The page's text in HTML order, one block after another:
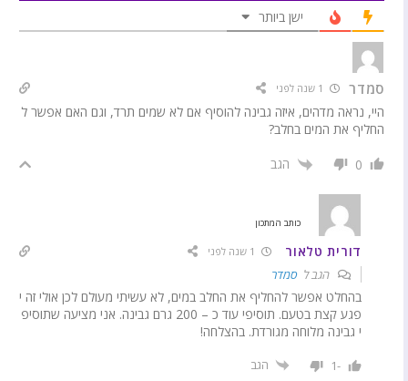
ישן ביותר
סמדר
היי, נראה מדהים, איזה גבינה להוסיף אם לא שמים תרד, וגם האם אפשר ל
החליף את המים בחלב?
0 הגב
כותב המתכון
דורית טלאור
הגב ל סמדר
בהחלט אפשר להחליף את החלב במים, לא עשיתי מעולם לכן אולי זה י
פגע קצת בטעם. תוסיפי עוד כ – 200 גרם גבינה. אני מציעה שתוסיפ
י גבינה מלוחה מגורדת. בהצלחה!
-1 הגב